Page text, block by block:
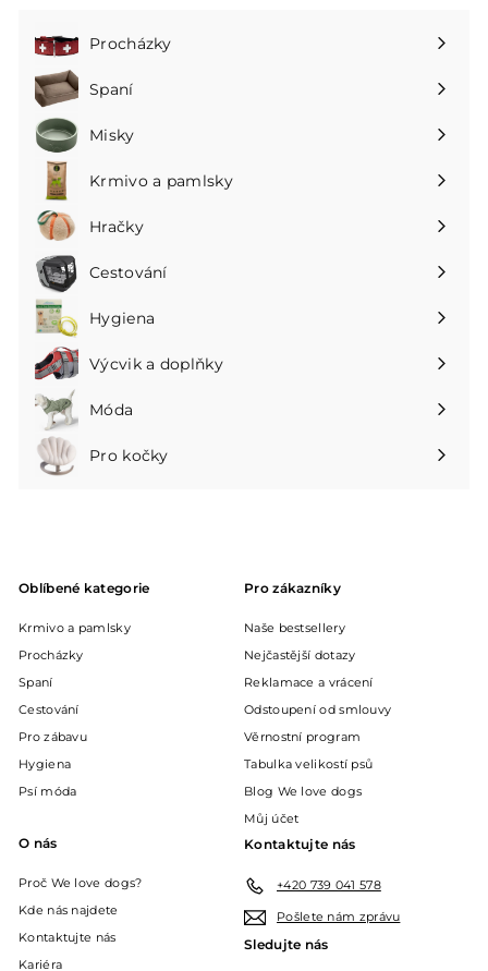
Procházky
Rozbalte
podnabídku
Spaní
Rozbalte
podnabídku
Misky
Rozbalte
podnabídku
Krmivo a pamlsky
Rozbalte
podnabídku
Hračky
Rozbalte
podnabídku
Cestování
Rozbalte
podnabídku
Hygiena
Rozbalte
podnabídku
Výcvik a doplňky
Rozbalte
podnabídku
Móda
Rozbalte
podnabídku
Pro kočky
Rozbalte
Oblíbené kategorie
Krmivo a pamlsky
Procházky
Spaní
Cestování
Pro zábavu
Hygiena
Psí móda
Pro zákazníky
Naše bestsellery
Nejčastější dotazy
Reklamace a vrácení
Odstoupení od smlouvy
Věrnostní program
Tabulka velikostí psů
Blog We love dogs
Můj účet
O nás
Proč We love dogs?
Kde nás najdete
Kontaktujte nás
Kariéra
Kontaktujte nás
+420 739 041 578
Pošlete nám zprávu
Sledujte nás